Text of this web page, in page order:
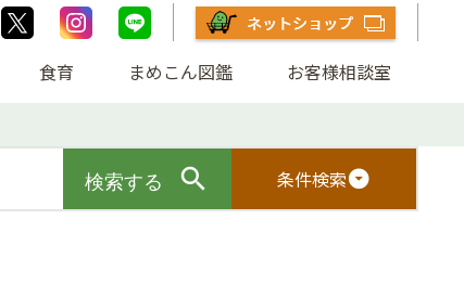
食育 まめこん図鑑 お客様相談室
条件検索arrow_drop_down_circle